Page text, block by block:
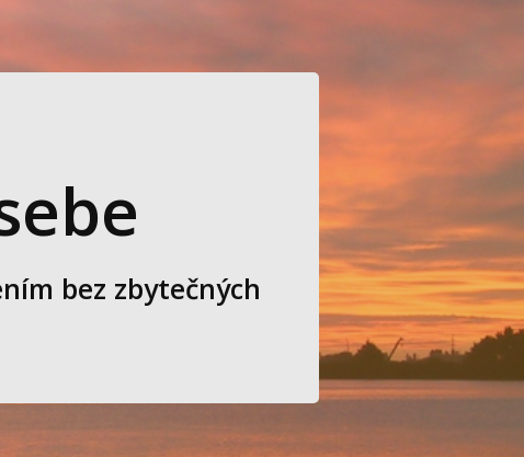
bez zbytečných